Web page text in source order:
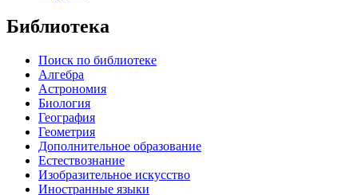
Библиотека
Поиск по библиотеке
Алгебра
Астрономия
Биология
География
Геометрия
Дополнительное образование
Естествознание
Изобразительное искусство
Иностранные языки